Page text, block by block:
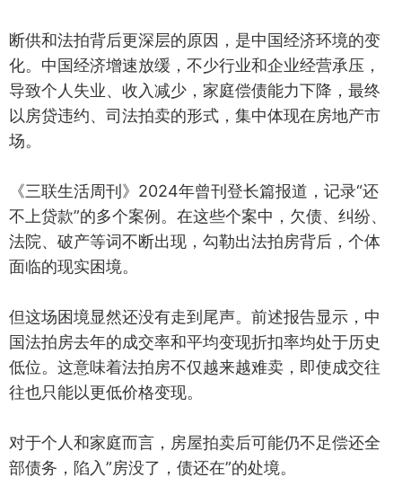
断供和法拍背后更深层的原因，是中国经济环境的变
化。中国经济增速放缓，不少行业和企业经营承压，
导致个人失业、收入减少，家庭偿债能力下降，最终
以房贷违约、司法拍卖的形式，集中体现在房地产市
场。
《三联生活周刊》2024年曾刊登长篇报道，记录“还
不上贷款”的多个案例。在这些个案中，欠债、纠纷、
法院、破产等词不断出现，勾勒出法拍房背后，个体
面临的现实困境。
但这场困境显然还没有走到尾声。前述报告显示，中
国法拍房去年的成交率和平均变现折扣率均处于历史
低位。这意味着法拍房不仅越来越难卖，即使成交往
往也只能以更低价格变现。
对于个人和家庭而言，房屋拍卖后可能仍不足偿还全
部债务，陷入”房没了，债还在”的处境。